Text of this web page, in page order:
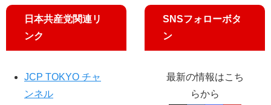
日本共産党関連リ
ンク
JCP TOKYO チャ
ンネル
SNSフォローボタ
ン
最新の情報はこち
らから